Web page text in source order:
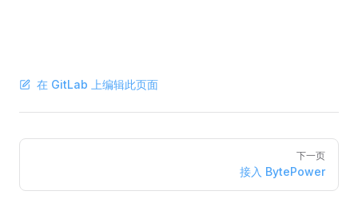
在 GitLab 上编辑此页面
Pager
下一页
接入 BytePower